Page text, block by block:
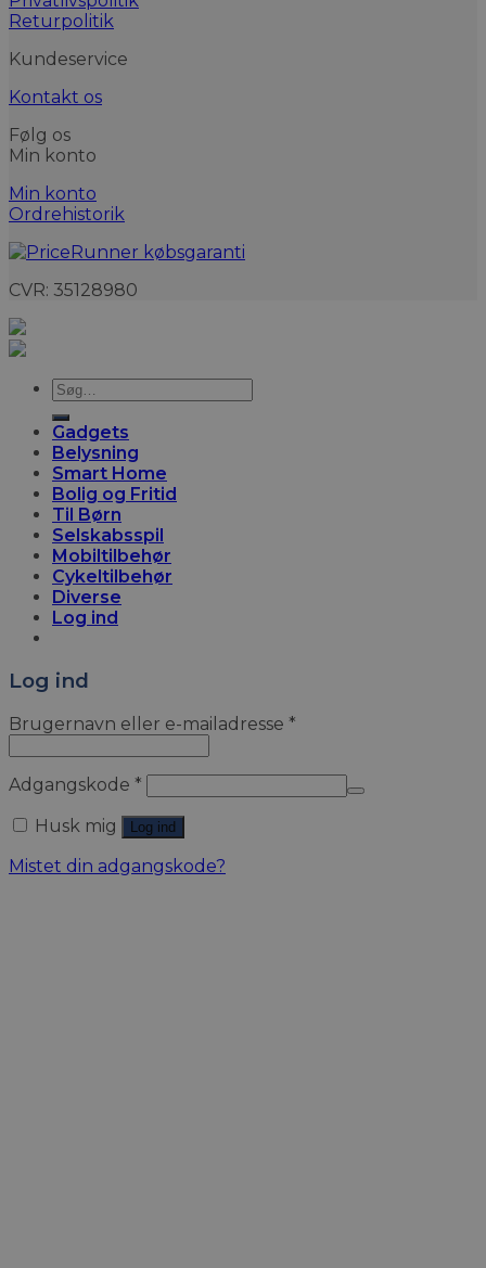
Returpolitik
Kundeservice
Kontakt os
Følg os
Min konto
Min konto
Ordrehistorik
CVR: 35128980
Søg
efter:
Gadgets
Belysning
Smart Home
Bolig og Fritid
Til Børn
Selskabsspil
Mobiltilbehør
Cykeltilbehør
Diverse
Log ind
Log ind
Brugernavn eller e-mailadresse *
Adgangskode *
Husk mig
Log ind
Mistet din adgangskode?